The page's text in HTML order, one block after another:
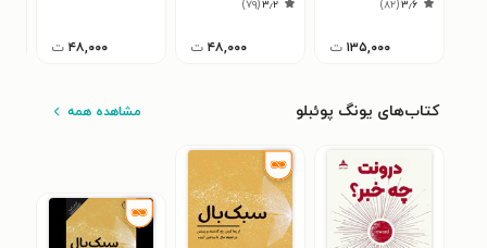
۳٫۶(۸۲)
۱۳۵,۰۰۰ ت
۳٫۲(۷۹)
۴۸,۰۰۰ ت ۴۸,۰۰۰ ت
کتاب‌های یونگ پوئبلو مشاهده همه